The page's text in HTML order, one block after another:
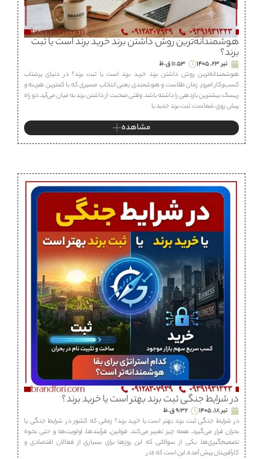
هوشمندانه‌ترین روش داشتن برند خرید برند است یا ثبت
برند؟
تیر 23, 1405
11:53 ق.ظ
هوشمندانه‌ترین روش داشتن برند خرید برند است یا ثبت برند؟ در دنیای پرشتاب
کسب‌وکار امروز، زمان طلاست و هوشمندی یعنی انتخاب مسیری که با کمترین هزینه و
ریسک، بیشترین بازدهی را داشته باشد. وقتی صحبت از داشتن برند به میان می‌آید، دو راه
پیش روی شماست: ثبت برند جدید یا
مشاهده
در شرایط جنگی ثبت برند بهتر است یا خرید برند؟
تیر 18, 1405
9:32 ق.ظ
در شرایط جنگی ثبت برند بهتر است یا خرید برند؟ زمانی که کشور در شرایط جنگی یا
بحران قرار می‌گیرد، همه چیز تغییر می‌کند. قوانین، فرآیندها، اولویت‌ها و حتی نحوه
تصمیم‌گیری‌ها. یکی از سوالاتی که این روزها برای بسیاری از فعالان اقتصادی و
کارآفرینان پیش آمده، این است که «در